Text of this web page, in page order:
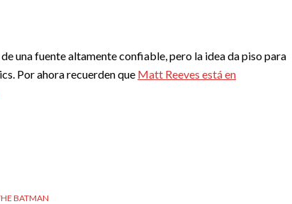
una fuente altamente confiable, pero la idea da piso para
Por ahora recuerden que Matt Reeves está en
BATMAN